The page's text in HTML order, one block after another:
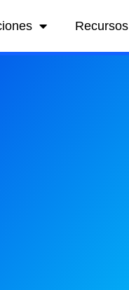
Recursos